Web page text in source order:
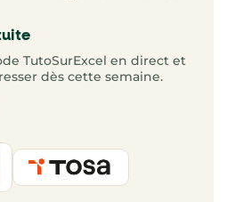
TutoSurExcel en direct et
dès cette semaine.